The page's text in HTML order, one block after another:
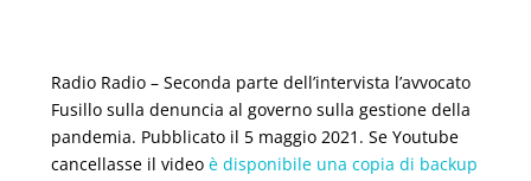
Radio Radio – Seconda parte dell’intervista l’avvocato
Fusillo sulla denuncia al governo sulla gestione della
pandemia. Pubblicato il 5 maggio 2021. Se Youtube
cancellasse il video è disponibile una copia di backup